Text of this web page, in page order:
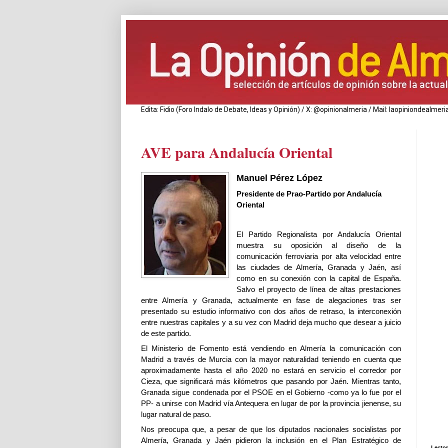
Edita: Fidio (Foro Indalo de Debate, Ideas y Opinión) / X: @opinionalmeria / Mail:
AVE para Andalucía Oriental
Manuel Pérez López
Presidente de Prao-Partido por Andalucía
Oriental
El Partido Regionalista por Andalucía Oriental
muestra su oposición al diseño de la
comunicación ferroviaria por alta velocidad entre
las ciudades de Almería, Granada y Jaén, así
como en su conexión con la capital de España.
Salvo el proyecto de línea de altas prestaciones
entre Almería y Granada, actualmente en fase de alegaciones tras ser
presentado su estudio informativo con dos años de retraso, la interconexión
entre nuestras capitales y a su vez con Madrid deja mucho que desear a juicio
de este partido.
El Ministerio de Fomento está vendiendo en Almería la comunicación con
Madrid a través de Murcia con la mayor naturalidad teniendo en cuenta que
aproximadamente hasta el año 2020 no estará en servicio el corredor por
Cieza, que significará más kilómetros que pasando por Jaén. Mientras tanto,
Granada sigue condenada por el PSOE en el Gobierno -como ya lo fue por el
PP- a unirse con Madrid vía Antequera en lugar de por la provincia jienense, su
lugar natural de paso.
Nos preocupa que, a pesar de que los diputados nacionales socialistas por
Almería, Granada y Jaén pidieron la inclusión en el Plan Estratégico de